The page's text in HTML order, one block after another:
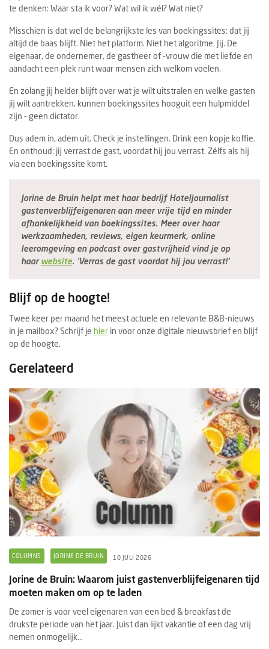
te denken: Waar sta ik voor? Wat wil ik wél? Wat niet?
Misschien is dat wel de belangrijkste les van boekingssites: dat jij
altijd de baas blijft. Niet het platform. Niet het algoritme. Jij. De
eigenaar, de ondernemer, de gastheer of -vrouw die met liefde en
aandacht een plek runt waar mensen zich welkom voelen.
En zolang jij helder blijft over wat je wilt uitstralen en welke gasten
jij wilt aantrekken, kunnen boekingssites hooguit een hulpmiddel
zijn - geen dictator.
Dus adem in, adem uit. Check je instellingen. Drink een kopje koffie.
En onthoud: jij verrast de gast, voordat hij jou verrast. Zélfs als hij
via een boekingssite komt.
Jorine de Bruin helpt met haar bedrijf Hoteljournalist
gastenverblijfeigenaren aan meer vrije tijd en minder
afhankelijkheid van boekingssites. Meer over haar
werkzaamheden, reviews, eigen keurmerk, online
leeromgeving en podcast over gastvrijheid vind je op
haarwebsite. ‘Verras de gast voordat hij jou verrast!’
Blijf op de hoogte!
Twee keer per maand het meest actuele en relevante B&B-nieuws
in je mailbox? Schrijf je hier in voor onze digitale nieuwsbrief en blijf
op de hoogte.
Gerelateerd
COLUMNS JORINE DE BRUIN 10 JULI 2026
Jorine de Bruin: Waarom juist gastenverblijfeigenaren tijd
moeten maken om op te laden
De zomer is voor veel eigenaren van een bed & breakfast de
drukste periode van het jaar. Juist dan lijkt vakantie of een dag vrij
nemen onmogelijk...